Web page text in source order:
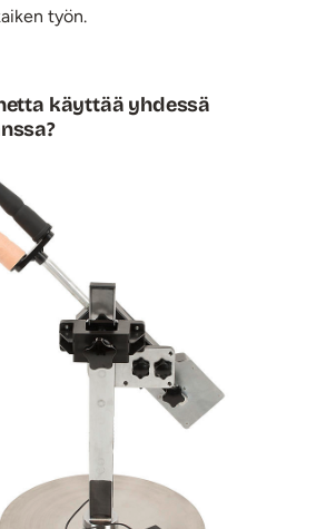
työn.
käyttää yhdessä